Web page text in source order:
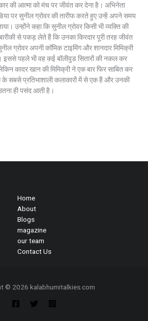
की आत्मा को मंच पर जीवंत कर देना है। अभिनेता
पर सुनील ग्रोवर की तारीफ करते हुए उन्हें अपने समय
उन्होंने कहा कि सुनील ग्रोवर किसी भी व्यक्ति की
से पकड़ लेते हैं कि उनका किरदार पूरी तरह जीवंत
ग्रोवर अपनी कॉमिक टाइमिंग और शानदार मिमिक्री
पहले भी वह कई बॉलीवुड सितारों की नकल कर
कादर खान की मिमिक्री ने एक बार फिर साबित कर
के सबसे प्रतिभाशाली कलाकारों में से एक हैं और उनकी
ही पसंद आती है।
Home
About
Blogs
magazine
our team
Contact Us
© 2026 kalabhumitalkies.com